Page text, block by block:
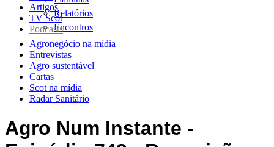
Relatórios
Encontros
Artigos
TV Scot
Podcasts
Agronegócio na mídia
Entrevistas
Agro sustentável
Cartas
Scot na mídia
Radar Sanitário
Agro Num Instante -